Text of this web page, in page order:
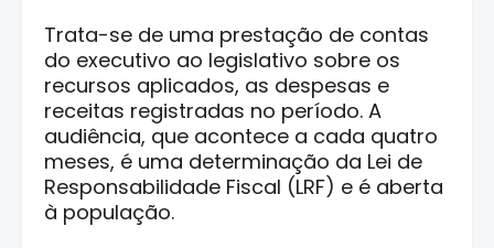
Trata-se de uma prestação de contas
do executivo ao legislativo sobre os
recursos aplicados, as despesas e
receitas registradas no período. A
audiência, que acontece a cada quatro
meses, é uma determinação da Lei de
Responsabilidade Fiscal (LRF) e é aberta
à população.